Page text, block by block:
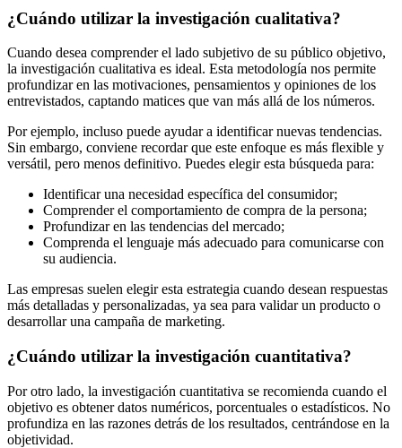
¿Cuándo utilizar la investigación cualitativa?
Cuando desea comprender el lado subjetivo de su público objetivo,
la investigación cualitativa es ideal. Esta metodología nos permite
profundizar en las motivaciones, pensamientos y opiniones de los
entrevistados, captando matices que van más allá de los números.
Por ejemplo, incluso puede ayudar a identificar nuevas tendencias.
Sin embargo, conviene recordar que este enfoque es más flexible y
versátil, pero menos definitivo. Puedes elegir esta búsqueda para:
Identificar una necesidad específica del consumidor;
Comprender el comportamiento de compra de la persona;
Profundizar en las tendencias del mercado;
Comprenda el lenguaje más adecuado para comunicarse con
su audiencia.
Las empresas suelen elegir esta estrategia cuando desean respuestas
más detalladas y personalizadas, ya sea para validar un producto o
desarrollar una campaña de marketing.
¿Cuándo utilizar la investigación cuantitativa?
Por otro lado, la investigación cuantitativa se recomienda cuando el
objetivo es obtener datos numéricos, porcentuales o estadísticos. No
profundiza en las razones detrás de los resultados, centrándose en la
objetividad.